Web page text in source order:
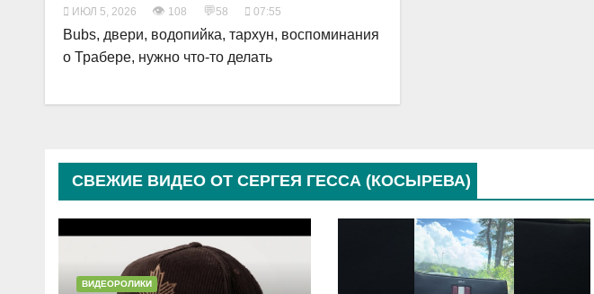
ИЮЛ 5, 2026 👁 108 💬58 07:55
Bubs, двери, водопийка, тархун, воспоминания
о Трабере, нужно что-то делать
СВЕЖИЕ ВИДЕО ОТ СЕРГЕЯ ГЕССА (КОСЫРЕВА)
ВИДЕОРОЛИКИ